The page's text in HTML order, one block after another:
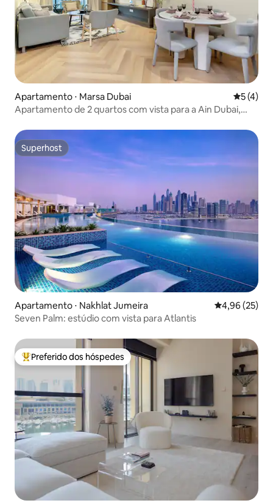
Apartamento ⋅ Marsa Dubai 5 de
5 (4)
Apartamento de 2 quartos com vista para a Ain Dubai,
Superhost
Superhost
Apartamento ⋅ Nakhlat Jumeira 4,96 de uma
4,96 (25)
Seven Palm: estúdio com vista para Atlantis
Entre os melhores preferidos dos hóspedes
Preferido dos hóspedes